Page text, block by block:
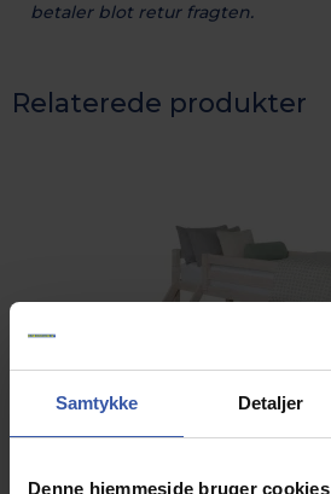
Samtykke Detaljer
Denne hjemmeside bruger cookies
betaler blot retur fragten.
Relaterede produkter